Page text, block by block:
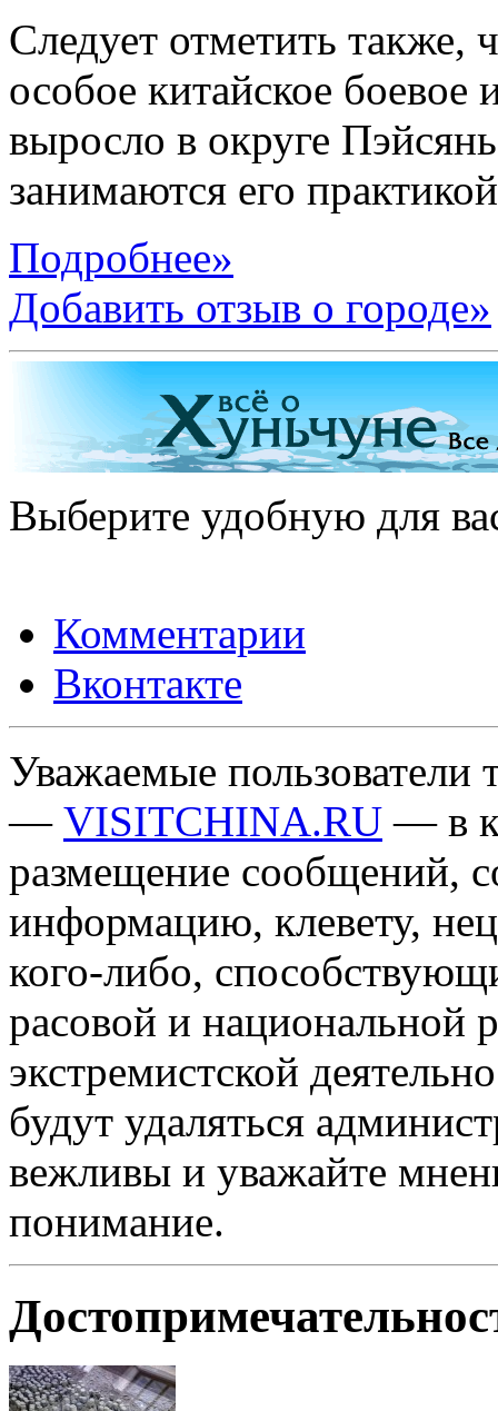
Следует отметить также,
особое китайское боевое
выросло в округе
занимаются его
Подробнее»
Добавить отзыв о городе»
Выберите удобную для
Комментарии
Вконтакте
Уважаемые пользователи
— VISITCHINA.RU — в
размещение сообщений,
информацию, клевету,
кого-либо,
расовой и национальной
экстремистской
будут удаляться
вежливы и уважайте
понимание.